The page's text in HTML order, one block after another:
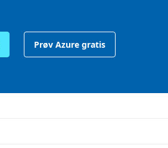
Prøv Azure gratis